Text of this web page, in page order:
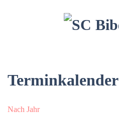
Terminkalender
Nach Jahr